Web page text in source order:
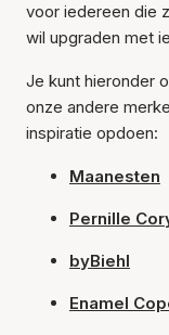
voor iedereen die
wil upgraden met
Je kunt hieronder
onze andere
inspiratie opdoen:
Maanesten
Pernille
byBiehl
Enamel